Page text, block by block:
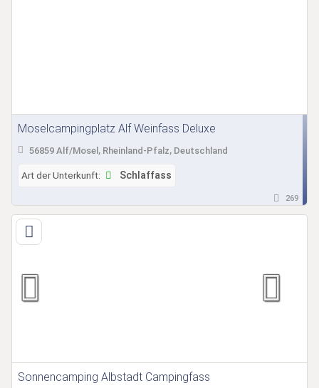
Moselcampingplatz Alf Weinfass Deluxe
56859 Alf/Mosel, Rheinland-Pfalz, Deutschland
Art der Unterkunft: Schlaffass
269
Sonnencamping Albstadt Campingfass